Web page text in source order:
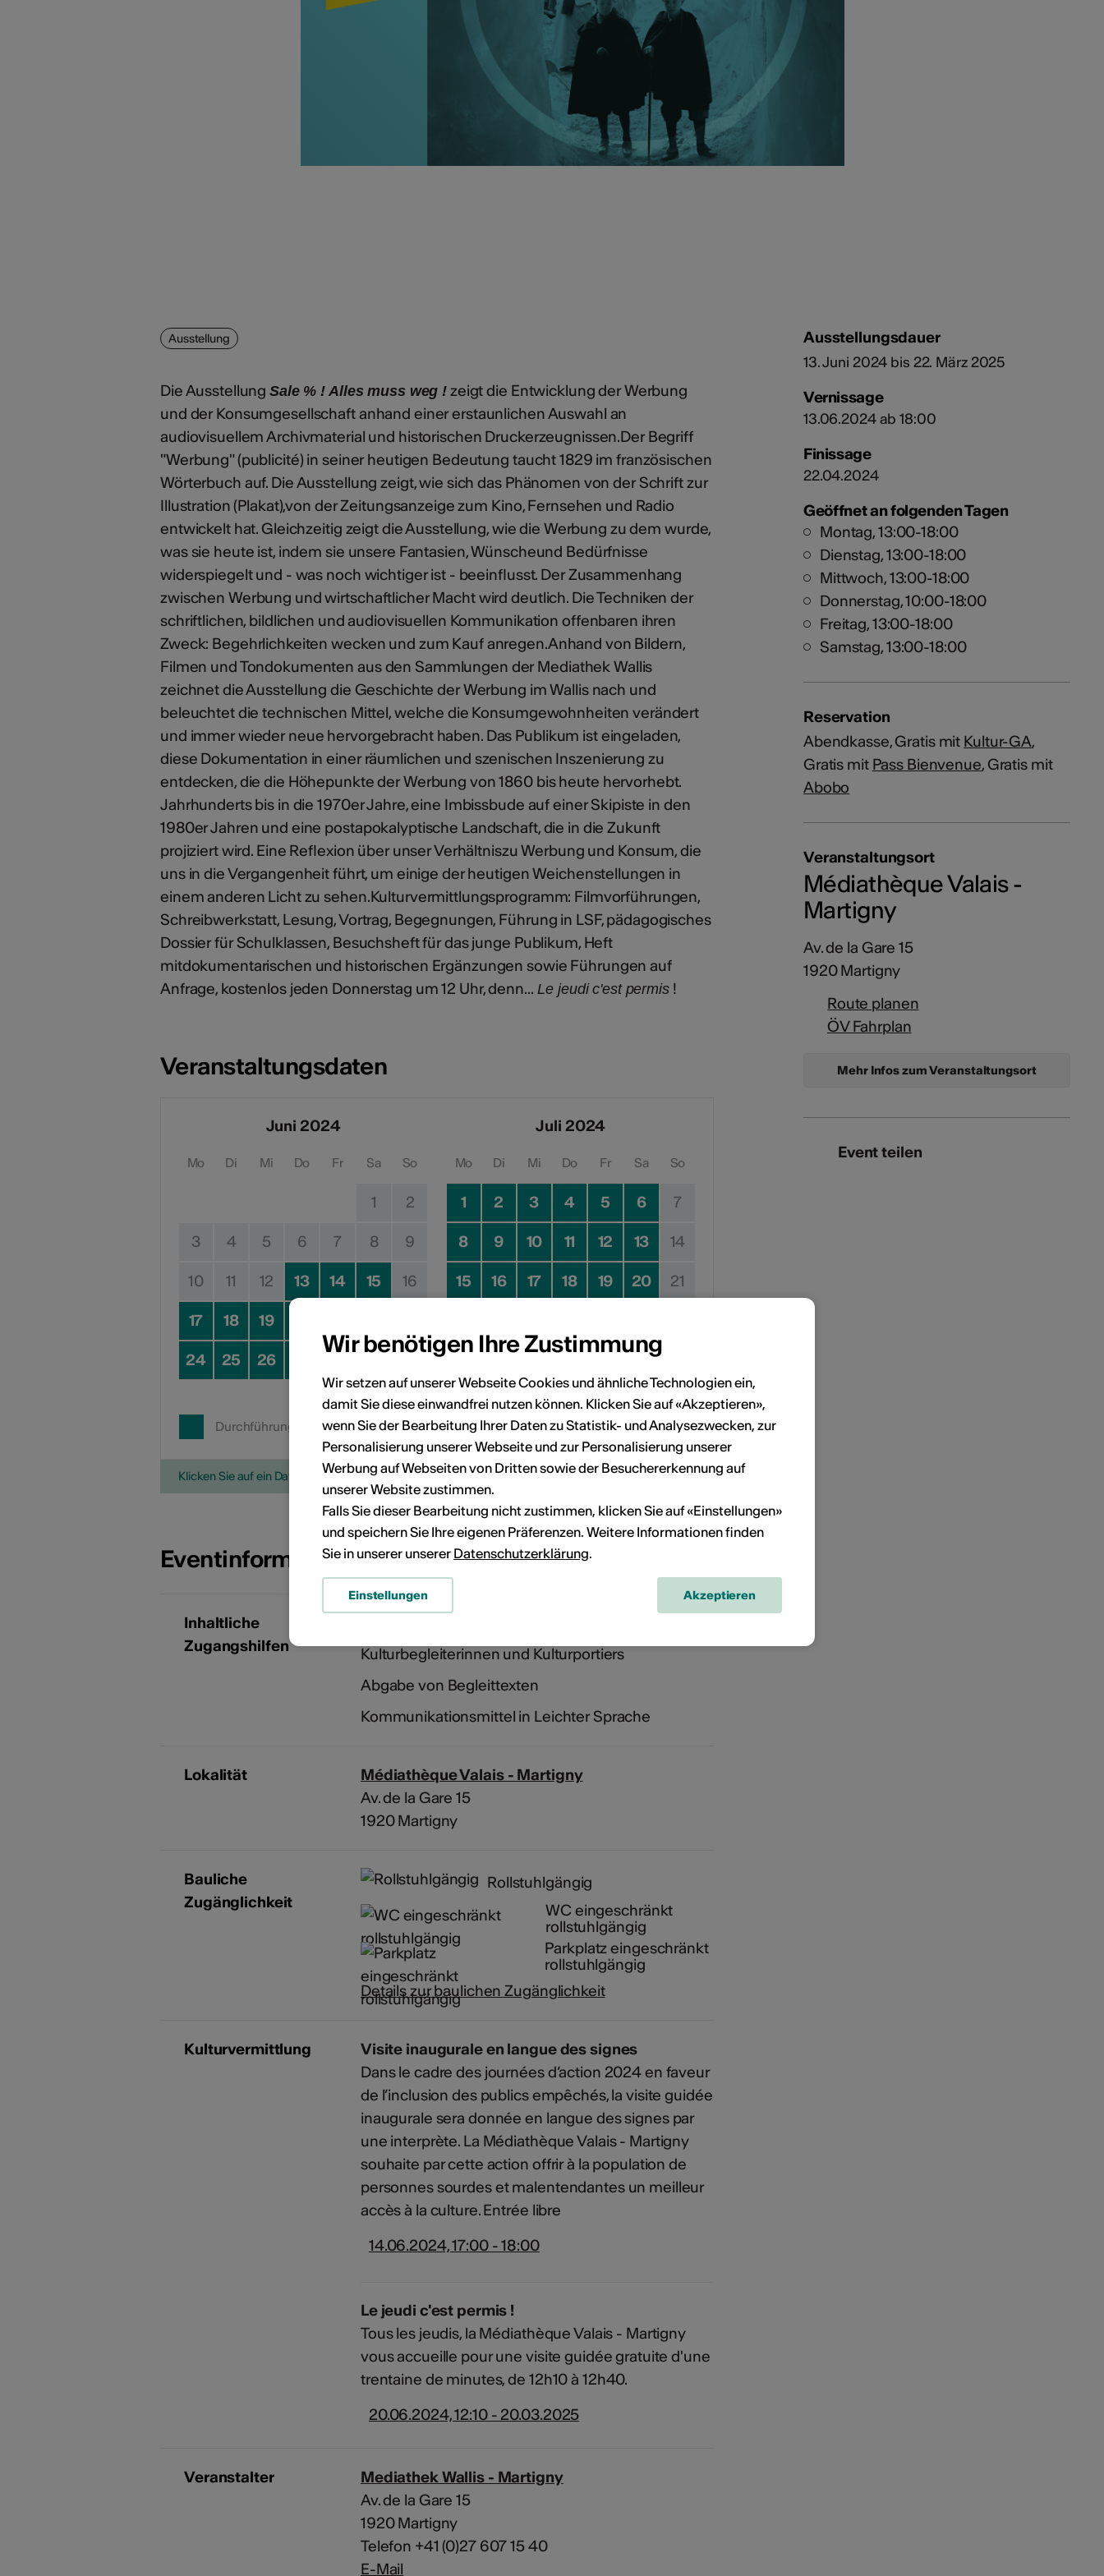
Ausstellung
Die AusstellungSale % ! Alles muss weg ! zeigt die Entwicklung der Werbung
und der Konsumgesellschaft anhand einer erstaunlichen Auswahl an
audiovisuellem Archivmaterial und historischen Druckerzeugnissen.Der Begriff
"Werbung" (publicité) in seiner heutigen Bedeutung taucht 1829 im französischen
Wörterbuch auf. Die Ausstellung zeigt, wie sich das Phänomen von der Schrift zur
Illustration (Plakat),von der Zeitungsanzeige zum Kino, Fernsehen und Radio
entwickelt hat. Gleichzeitig zeigt die Ausstellung, wie die Werbung zu dem wurde,
was sie heute ist, indem sie unsere Fantasien, Wünscheund Bedürfnisse
widerspiegelt und - was noch wichtiger ist - beeinflusst. Der Zusammenhang
zwischen Werbung und wirtschaftlicher Macht wird deutlich. Die Techniken der
schriftlichen, bildlichen und audiovisuellen Kommunikation offenbaren ihren
Zweck: Begehrlichkeiten wecken und zum Kauf anregen.Anhand von Bildern,
Filmen und Tondokumenten aus den Sammlungen der Mediathek Wallis
zeichnet die Ausstellung die Geschichte der Werbung im Wallis nach und
beleuchtet die technischen Mittel, welche die Konsumgewohnheiten verändert
und immer wieder neue hervorgebracht haben. Das Publikum ist eingeladen,
diese Dokumentation in einer räumlichen und szenischen Inszenierung zu
entdecken, die die Höhepunkte der Werbung von 1860 bis heute hervorhebt.
Jahrhunderts bis in die 1970er Jahre, eine Imbissbude auf einer Skipiste in den
1980er Jahren und eine postapokalyptische Landschaft, die in die Zukunft
projiziert wird. Eine Reflexion über unser Verhältniszu Werbung und Konsum, die
uns in die Vergangenheit führt, um einige der heutigen Weichenstellungen in
einem anderen Licht zu sehen.Kulturvermittlungsprogramm: Filmvorführungen,
Schreibwerkstatt, Lesung, Vortrag, Begegnungen, Führung in LSF, pädagogisches
Dossier für Schulklassen, Besuchsheft für das junge Publikum, Heft
mitdokumentarischen und historischen Ergänzungen sowie Führungen auf
Anfrage, kostenlos jeden Donnerstag um 12 Uhr, denn... Le jeudi c'est permis!
Veranstaltungsdaten
Juni 2024
Mo Di Mi Do Fr Sa So
1 2
3 4 5 6 7 8 9
10 11 12 13 14 15 16
17 18 19
24 25 26 29 30
Juli 2024
Mo Di Mi Do Fr Sa So
1 2 3 4 5 6 7
8 9 10 11 12 13 14
15 16 17 18 19 20 21
29
Durchführungsdatum Kein Durchführungsdatum
Klicken Sie auf ein Datum, um die Veranstaltung Ihrem persönlichen Kalender hinzuzufügen.
Eventinformationen
Inhaltliche
Zugangshilfen
Kulturbegleiterinnen und Kulturportiers
Abgabe von Begleittexten
Kommunikationsmittel in Leichter Sprache
Lokalität
Médiathèque Valais - Martigny
Av. de la Gare 15
1920 Martigny
Bauliche
Zugänglichkeit
Rollstuhlgängig
WC eingeschränkt
rollstuhlgängig
Parkplatz eingeschränkt
rollstuhlgängig
Details zur baulichen Zugänglichkeit
Kulturvermittlung
Visite inaugurale en langue des signes
Dans le cadre des journées d’action 2024 en faveur
de l’inclusion des publics empêchés, la visite guidée
inaugurale sera donnée en langue des signes par
une interprète. La Médiathèque Valais - Martigny
souhaite par cette action offrir à la population de
personnes sourdes et malentendantes un meilleur
accès à la culture. Entrée libre
14.06.2024, 17:00 - 18:00
Le jeudi c'est permis !
Tous les jeudis, la Médiathèque Valais - Martigny
vous accueille pour une visite guidée gratuite d'une
trentaine de minutes, de 12h10 à 12h40.
20.06.2024, 12:10 - 20.03.2025
Veranstalter
Mediathek Wallis - Martigny
Av. de la Gare 15
1920 Martigny
Telefon +41 (0)27 607 15 40
E-Mail
Ausstellungsdauer
13. Juni 2024 bis 22. März 2025
Vernissage
13.06.2024 ab 18:00
Finissage
22.04.2024
Geöffnet an folgenden Tagen
Montag, 13:00-18:00
Dienstag, 13:00-18:00
Mittwoch, 13:00-18:00
Donnerstag, 10:00-18:00
Freitag, 13:00-18:00
Samstag, 13:00-18:00
Reservation
Abendkasse, Gratis mit Kultur-GA,
Gratis mit Pass Bienvenue, Gratis mit
Abobo
Veranstaltungsort
Médiathèque Valais -
Martigny
Av. de la Gare 15
1920 Martigny
Route planen
ÖV Fahrplan
Mehr Infos zum Veranstaltungsort
Event teilen
Wir benötigen Ihre Zustimmung
Wir setzen auf unserer Webseite Cookies und ähnliche Technologien ein,
damit Sie diese einwandfrei nutzen können. Klicken Sie auf «Akzeptieren»,
wenn Sie der Bearbeitung Ihrer Daten zu Statistik- und Analysezwecken, zur
Personalisierung unserer Webseite und zur Personalisierung unserer
Werbung auf Webseiten von Dritten sowie der Besuchererkennung auf
unserer Website zustimmen.
Falls Sie dieser Bearbeitung nicht zustimmen, klicken Sie auf «Einstellungen»
und speichern Sie Ihre eigenen Präferenzen. Weitere Informationen finden
Sie in unserer unserer Datenschutzerklärung.
Einstellungen Akzeptieren